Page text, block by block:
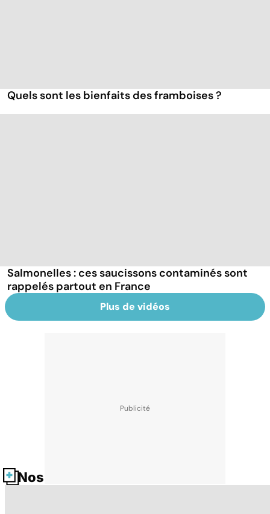
Quels sont les bienfaits des framboises ?
Salmonelles : ces saucissons contaminés sont
rappelés partout en France
Plus de vidéos
Nos fiches santé